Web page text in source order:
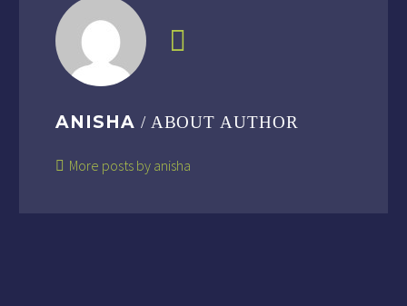
ANISHA / ABOUT AUTHOR
More posts by anisha